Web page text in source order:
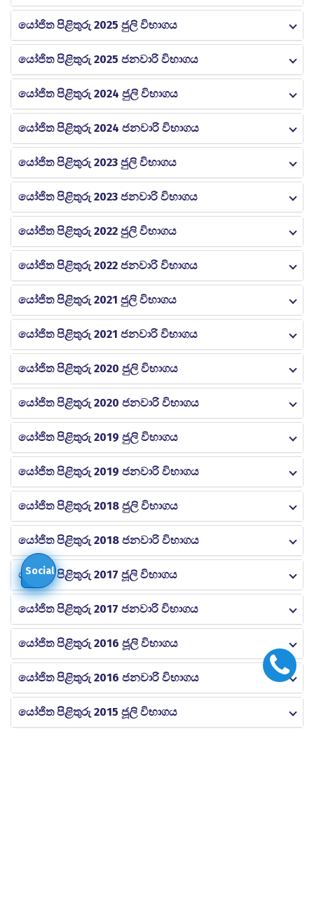
යෝජිත පිළිතුරු 2025 ජුලි විභාගය
යෝජිත පිළිතුරු 2025 ජනවාරි විභාගය
යෝජිත පිළිතුරු 2024 ජුලි විභාගය
යෝජිත පිළිතුරු 2024 ජනවාරි විභාගය
යෝජිත පිළිතුරු 2023 ජුලි විභාගය
යෝජිත පිළිතුරු 2023 ජනවාරි විභාගය
යෝජිත පිළිතුරු 2022 ජුලි විභාගය
යෝජිත පිළිතුරු 2022 ජනවාරි විභාගය
යෝජිත පිළිතුරු 2021 ජුලි විභාගය
යෝජිත පිළිතුරු 2021 ජනවාරි විභාගය
යෝජිත පිළිතුරු 2020 ජුලි විභාගය
යෝජිත පිළිතුරු 2020 ජනවාරි විභාගය
යෝජිත පිළිතුරු 2019 ජුලි විභාගය
යෝජිත පිළිතුරු 2019 ජනවාරි විභාගය
යෝජිත පිළිතුරු 2018 ජුලි විභාගය
යෝජිත පිළිතුරු 2018 ජනවාරි විභාගය
යෝජිත පිළිතුරු 2017 ජූලි විභාගය
යෝජිත පිළිතුරු 2017 ජනවාරි විභාගය
යෝජිත පිළිතුරු 2016 ජූලි විභාගය
යෝජිත පිළිතුරු 2016 ජනවාරි විභාගය
යෝජිත පිළිතුරු 2015 ජූලි විභාගය
Social